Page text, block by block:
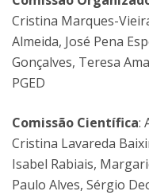
Cristina Marques-
Almeida, José Pena
Gonçalves, Teresa
PGED
Comissão Científica:
Cristina Lavareda
Isabel Rabiais,
Paulo Alves, Sérgio